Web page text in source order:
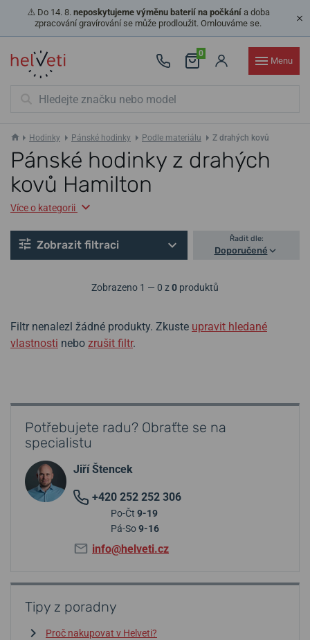
⚠️ Do 14. 8. neposkytujeme výměnu baterií na počkánía doba
zpracování gravírování se může prodloužit. Omlouváme se.
0
Menu
Hodinky Pánské hodinky Podle materiálu Z drahých kovů
Pánské hodinky z drahých
kovů Hamilton
Více o kategorii
Zobrazit filtraci Řadit dle:
Doporučené
Zobrazeno 1 — 0 z0 produktů
Filtr nenalezl žádné produkty. Zkuste upravit hledané
vlastnosti nebo zrušit filtr.
Potřebujete radu? Obraťte se na
specialistu
Jiří Štencek
+420 252 252 306
Po-Čt 9-19
Pá-So9-16
info@helveti.cz
Tipy z poradny
Proč nakupovat v Helveti?